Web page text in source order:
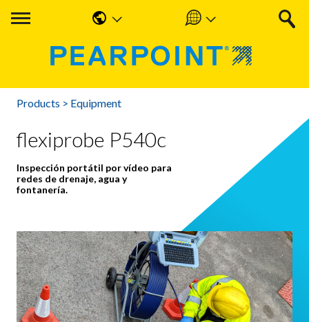
Americas
EMEA & APAC
English
Deutsche
Products > Equipment
flexiprobe P540c
Inspección portátil por vídeo para
redes de drenaje, agua y
fontanería.